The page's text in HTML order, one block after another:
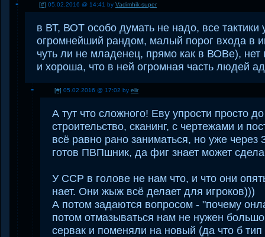
[#] 05.02.2016 @ 14:41 by Vadimhik-super
в ВТ, ВОТ особо думать не надо, все
огромнейший рандом, малый порог входа в
чуть ли не младенец, прямо как в ВОВе),
и хороша, что в ней огромная часть людей
[#] 05.02.2016 @ 17:02 by elir
А тут что сложного! Еву упрости просто
строительство, сканинг, с чертежами и
всё равно рано заниматься, но уже
готов ПВПшник, да фиг знает может
У ССР в голове не нам что, и что они
нает. Они жыж всё делает для игроков)))
А потом задаются вопросом - "почему
потом отмазываться нам не нужен
сервак и поменяли на новый (да что б